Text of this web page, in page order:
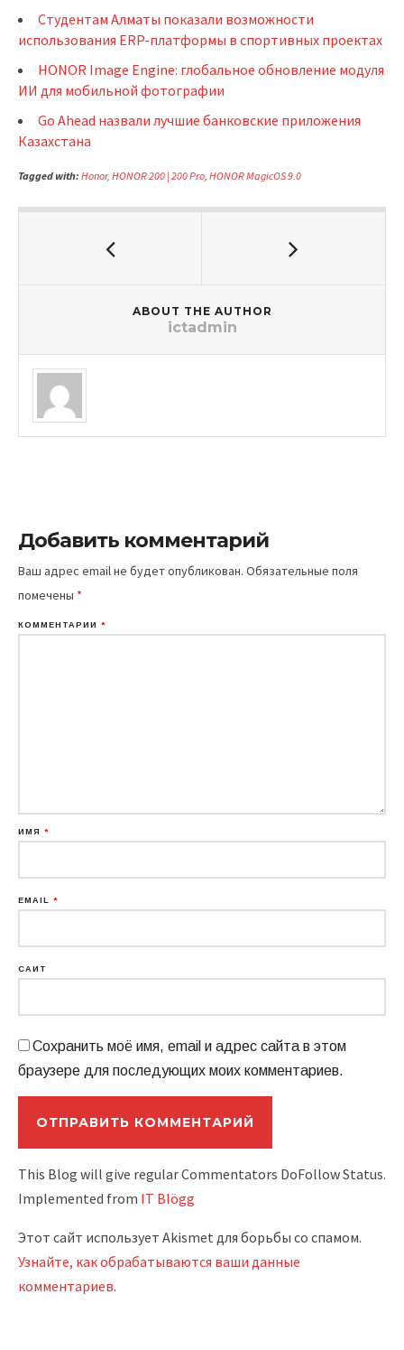
Студентам Алматы показали возможности
использования ERP-платформы в спортивных проектах
HONOR Image Engine: глобальное обновление модуля
ИИ для мобильной фотографии
Go Ahead назвали лучшие банковские приложения
Казахстана
Tagged with: Honor, HONOR 200 | 200 Pro, HONOR MagicOS 9.0
ABOUT THE AUTHOR
ictadmin
Добавить комментарий
Ваш адрес email не будет опубликован. Обязательные поля
помечены *
КОММЕНТАРИЙ *
ИМЯ *
EMAIL *
САЙТ
Сохранить моё имя, email и адрес сайта в этом
браузере для последующих моих комментариев.
This Blog will give regular Commentators DoFollow Status.
Implemented from IT Blögg
Этот сайт использует Akismet для борьбы со спамом.
Узнайте, как обрабатываются ваши данные
комментариев.